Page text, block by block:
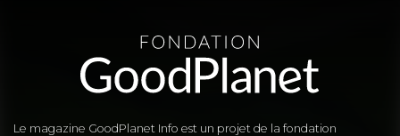
Le magazine GoodPlanet Info est un projet de la fondation